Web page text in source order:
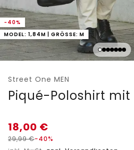
-40%
MODEL: 1,84M | GRÖSSE: M
Street One MEN
Piqué-Poloshirt mit
18,00 €
29,99€-40%